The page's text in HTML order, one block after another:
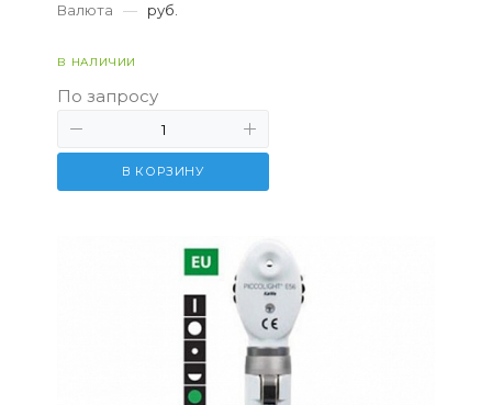
Валюта — руб.
В НАЛИЧИИ
По запросу
В КОРЗИНУ